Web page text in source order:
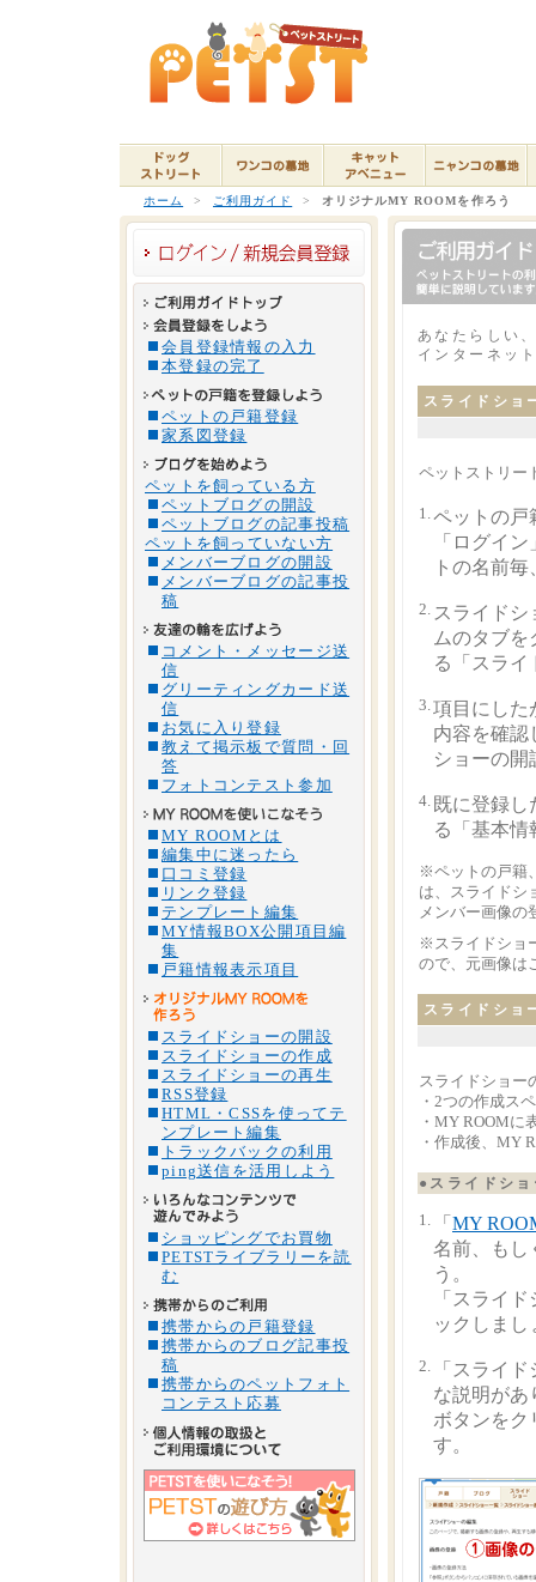
ホーム > ご利用ガイド > オリジナルMY ROOMを作ろう
会員登録情報の入力
本登録の完了
ペットの戸籍登録
家系図登録
ペットを飼っている方
ペットブログの開設
ペットブログの記事投稿
ペットを飼っていない方
メンバーブログの開設
メンバーブログの記事投
稿
コメント・メッセージ送
信
グリーティングカード送
信
お気に入り登録
教えて掲示板で質問・回
答
フォトコンテスト参加
MY ROOMとは
編集中に迷ったら
口コミ登録
リンク登録
テンプレート編集
MY情報BOX公開項目編
集
戸籍情報表示項目
スライドショーの開設
スライドショーの作成
スライドショーの再生
RSS登録
HTML・CSSを使ってテ
ンプレート編集
トラックバックの利用
ping送信を活用しよう
ショッピングでお買物
PETSTライブラリーを読
む
携帯からの戸籍登録
携帯からのブログ記事投
稿
携帯からのペットフォト
コンテスト応募
あなたらしい
インターネッ
スライドショ
ペットストリー
1.ペットの戸
「ログイ
トの名前
2. スライド
ムのタブ
る「スライ
3.項目にした
内容を確認
ショーの開
4. 既に登録
る「基本
※ペットの戸籍
は、スライドシ
メンバー画像の
※スライドショ
ので、元画像は
スライドショ
スライドショー
・2つの作成ス
・MY ROOMに
・作成後、MY
●スライドシ
1. 「 MY
名前、もし
う。
「スライ
ックしまし
2.
「スライ
な説明があ
ボタンをク
す。